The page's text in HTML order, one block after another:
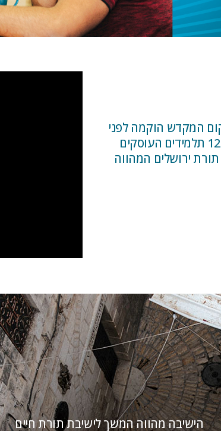
המקדש הוקמה לפני
כ-40 שנה בתוככי העיר העתיקה. בישיבה לומדים כ- 120 תלמידים העוסקים
ירושלים המהווה
הישיבה מהווה המשך לישיבת תורת חיים